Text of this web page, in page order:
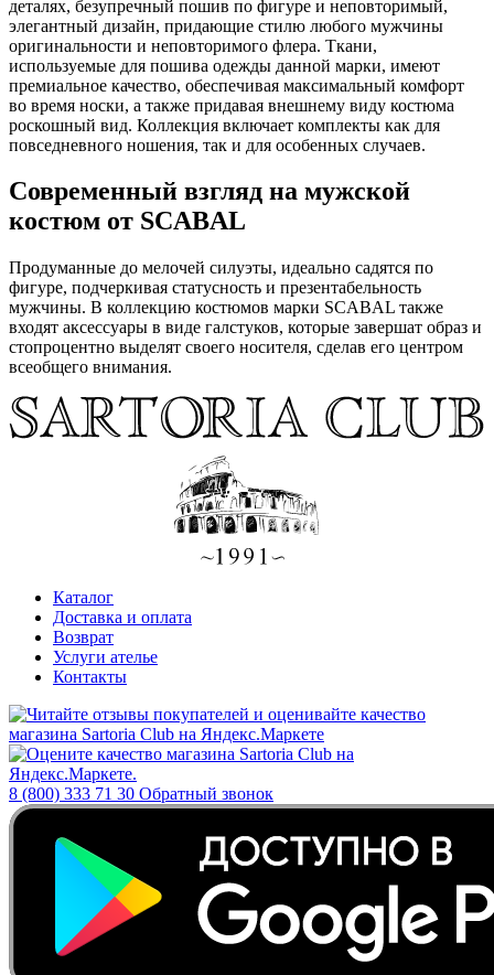
деталях, безупречный пошив по фигуре и неповторимый,
элегантный дизайн, придающие стилю любого мужчины
оригинальности и неповторимого флера. Ткани,
используемые для пошива одежды данной марки, имеют
премиальное качество, обеспечивая максимальный комфорт
во время носки, а также придавая внешнему виду костюма
роскошный вид. Коллекция включает комплекты как для
повседневного ношения, так и для особенных случаев.
Современный взгляд на мужской
костюм от SCABAL
Продуманные до мелочей силуэты, идеально садятся по
фигуре, подчеркивая статусность и презентабельность
мужчины. В коллекцию костюмов марки SCABAL также
входят аксессуары в виде галстуков, которые завершат образ и
стопроцентно выделят своего носителя, сделав его центром
всеобщего внимания.
Каталог
Доставка и оплата
Возврат
Услуги ателье
Контакты
8 (800) 333 71 30 Обратный звонок